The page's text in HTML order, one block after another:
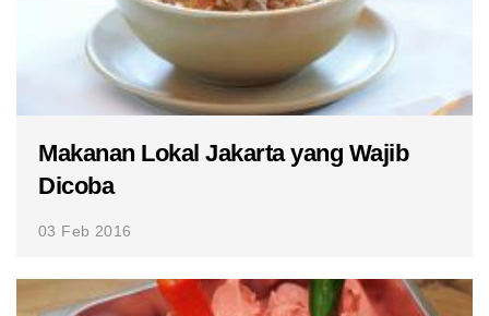
Makanan Lokal Jakarta yang Wajib
Dicoba
03 Feb 2016